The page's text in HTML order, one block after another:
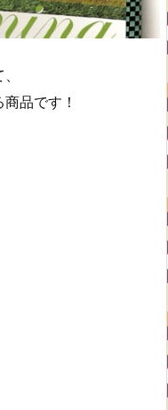
品です！